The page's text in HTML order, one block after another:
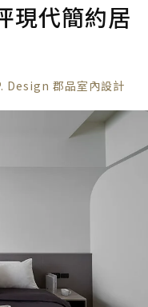
現代簡約居
Design 郡品室內設計